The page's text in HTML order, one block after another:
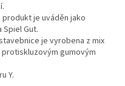
produkt je uváděn jako
Gut.
je vyrobena z mix
gumovým
Y.